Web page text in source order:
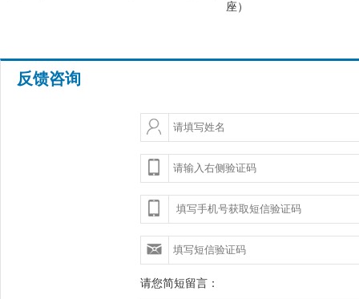
座）
反馈咨询
请您简短留言：